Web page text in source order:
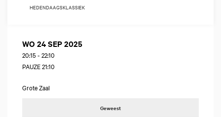
HEDENDAAGSKLASSIEK
WO 24 SEP 2025
20:15 - 22:10
PAUZE 21:10
Grote Zaal
Geweest